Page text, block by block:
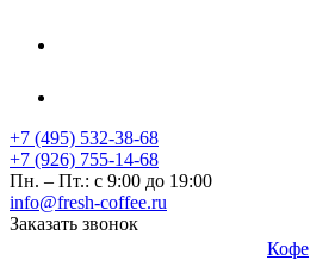
+7 (495) 532-38-68
+7 (926) 755-14-68
Пн. – Пт.: с 9:00 до 19:00
info@fresh-coffee.ru
Заказать звонок
Кофе